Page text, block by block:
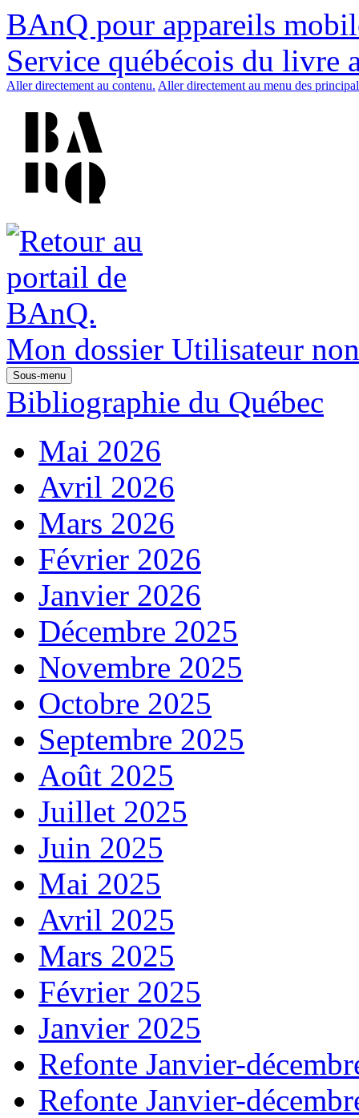
BAnQ pour appareils
Service québécois du livre
Aller directement au contenu. Aller directement au menu des
Mon dossier Utilisateur
Sous-menu
Bibliographie du Québec
Mai 2026
Avril 2026
Mars 2026
Février 2026
Janvier 2026
Décembre 2025
Novembre 2025
Octobre 2025
Septembre 2025
Août 2025
Juillet 2025
Juin 2025
Mai 2025
Avril 2025
Mars 2025
Février 2025
Janvier 2025
Refonte Janvier-
Refonte Janvier-